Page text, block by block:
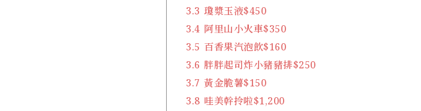
3.3 瓊漿玉液$450
3.4 阿里山小火車$350
3.5 百香果汽泡飲$160
3.6 胖胖起司炸小豬豬排$250
3.7 黃金脆薯$150
3.8 哇美幹拎啦$1,200